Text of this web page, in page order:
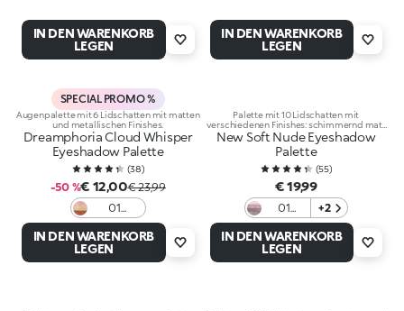
IN DEN WARENKORB
LEGEN
IN DEN WARENKORB
LEGEN
SPECIAL PROMO %
Augenpalette mit 6 Lidschatten mit matten
und metallischen Finishes.
Dreamphoria Cloud Whisper
Eyeshadow Palette
(38)
-50 %€ 12,00€ 23,99
01
Earthy
Elegance
IN DEN WARENKORB
LEGEN
Palette mit 10 Lidschatten mit
verschiedenen Finishes: schimmernd matt
und metallisch
New Soft Nude Eyeshadow
Palette
(55)
€ 19,99
01
Garden
Rose
+2
IN DEN WARENKORB
LEGEN